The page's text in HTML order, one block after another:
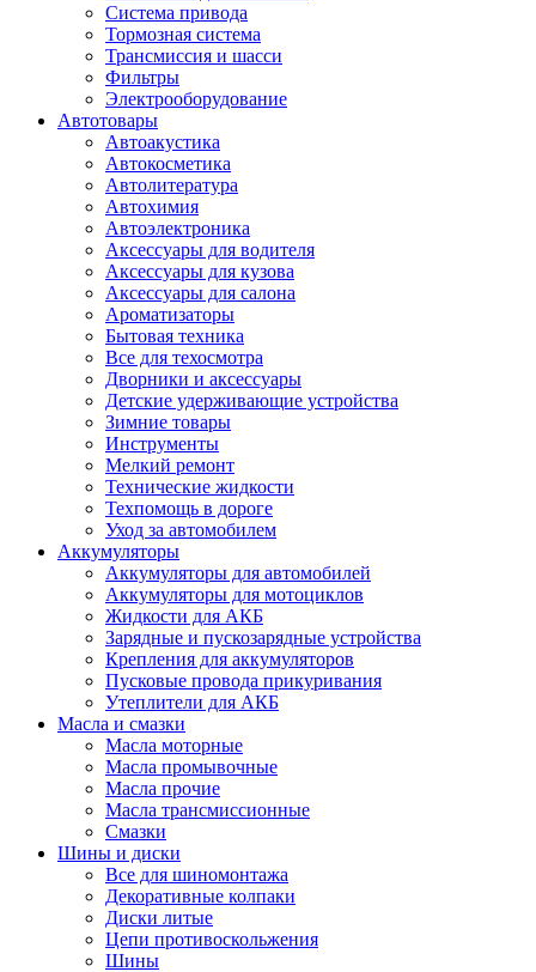
Система привода
Тормозная система
Трансмиссия и шасси
Фильтры
Электрооборудование
Автотовары
Автоакустика
Автокосметика
Автолитература
Автохимия
Автоэлектроника
Аксессуары для водителя
Аксессуары для кузова
Аксессуары для салона
Ароматизаторы
Бытовая техника
Все для техосмотра
Дворники и аксессуары
Детские удерживающие устройства
Зимние товары
Инструменты
Мелкий ремонт
Технические жидкости
Техпомощь в дороге
Уход за автомобилем
Аккумуляторы
Аккумуляторы для автомобилей
Аккумуляторы для мотоциклов
Жидкости для АКБ
Зарядные и пускозарядные устройства
Крепления для аккумуляторов
Пусковые провода прикуривания
Утеплители для АКБ
Масла и смазки
Масла моторные
Масла промывочные
Масла прочие
Масла трансмиссионные
Смазки
Шины и диски
Все для шиномонтажа
Декоративные колпаки
Диски литые
Цепи противоскольжения
Шины